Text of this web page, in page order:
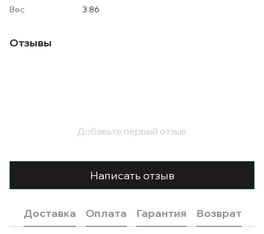
Вес
3.86
Отзывы
Добавьте первый отзыв
Написать отзыв
Доставка Оплата Гарантия Возврат